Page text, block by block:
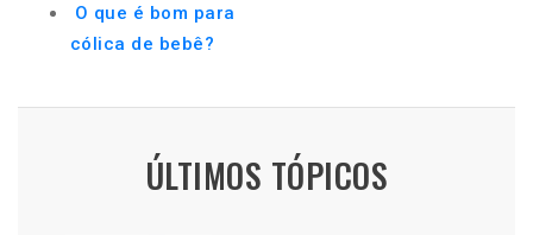
O que é bom para
cólica de bebê?
ÚLTIMOS TÓPICOS